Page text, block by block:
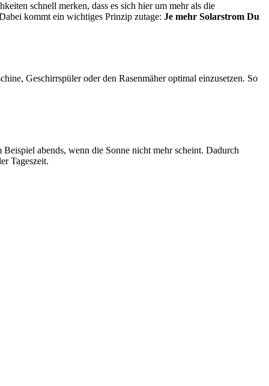
schnell merken, dass es sich hier um mehr als die
kommt ein wichtiges Prinzip zutage: Je mehr Solarstrom Du
Geschirrspüler oder den Rasenmäher optimal einzusetzen. So
Beispiel abends, wenn die Sonne nicht mehr scheint. Dadurch
Tageszeit.